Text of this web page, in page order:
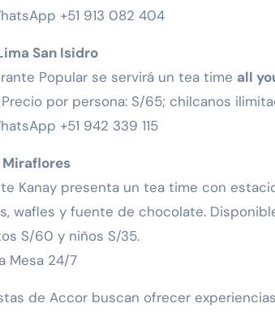
+51 913 082 404
San Isidro
Popular se servirá un tea time all
por persona: S/65; chilcanos
+51 942 339 115
Kanay presenta un tea time con
wafles y fuente de chocolate.
S/60 y niños S/35.
Mesa 24/7
de Accor buscan ofrecer